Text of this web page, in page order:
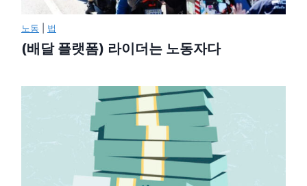
노동 법
(배달 플랫폼) 라이더는 노동자다